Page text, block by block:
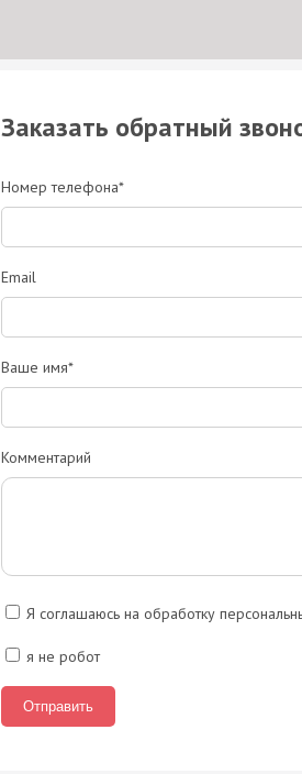
Заказать обратный
Номер телефона*
Email
Ваше имя*
Комментарий
Я соглашаюсь на обработку
я не робот